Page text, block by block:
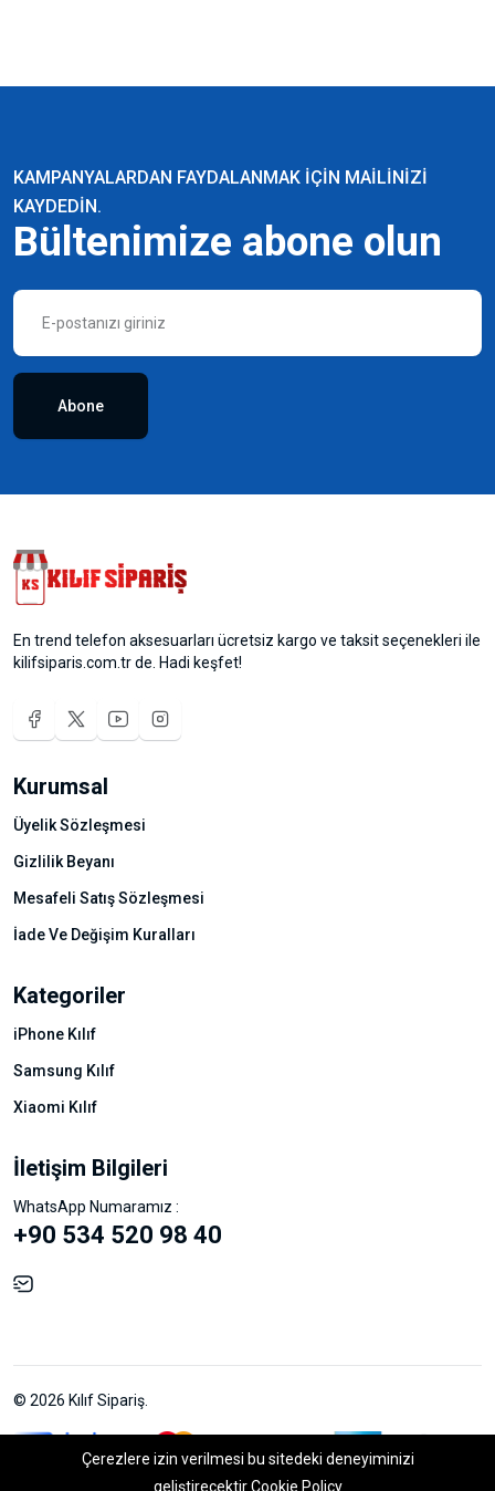
KAMPANYALARDAN FAYDALANMAK IÇIN MAILINIZI
KAYDEDIN.
Bültenimize abone olun
Abone
En trend telefon aksesuarları ücretsiz kargo ve taksit seçenekleri ile
kilifsiparis.com.tr de. Hadi keşfet!
Kurumsal
Üyelik Sözleşmesi
Gizlilik Beyanı
Mesafeli Satış Sözleşmesi
İade Ve Değişim Kuralları
Kategoriler
iPhone Kılıf
Samsung Kılıf
Xiaomi Kılıf
İletişim Bilgileri
WhatsApp Numaramız :
+90 534 520 98 40
© 2026 Kılıf Sipariş.
Çerezlere izin verilmesi bu sitedeki deneyiminizi
geliştirecektirCookie Policy